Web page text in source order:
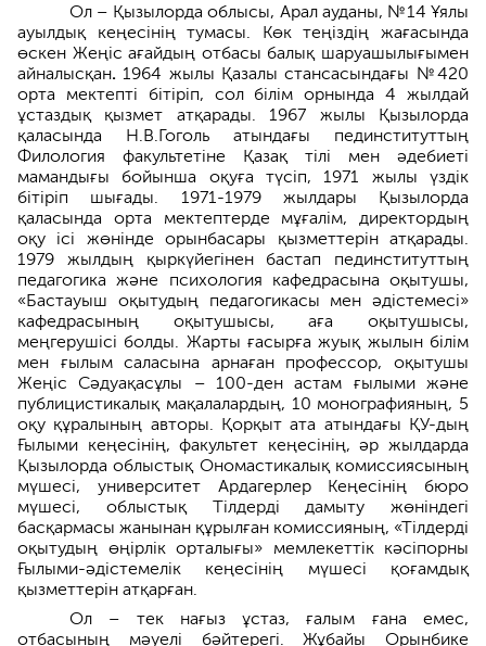
Ол – Қызылорда облысы, Арал ауданы, №14 Ұялы
ауылдық кеңесінің тумасы. Көк теңіздің жағасында
өскен Жеңіс ағайдың отбасы балық шаруашылығымен
айналысқан. 1964 жылы Қазалы стансасындағы №420
орта мектепті бітіріп, сол білім орнында 4 жылдай
ұстаздық қызмет атқарады. 1967 жылы Қызылорда
қаласында Н.В.Гоголь атындағы пединституттың
Филология факультетіне Қазақ тілі мен әдебиеті
мамандығы бойынша оқуға түсіп, 1971 жылы үздік
бітіріп шығады. 1971-1979 жылдары Қызылорда
қаласында орта мектептерде мұғалім, директордың
оқу ісі жөнінде орынбасары қызметтерін атқарады.
1979 жылдың қыркүйегінен бастап пединституттың
педагогика және психология кафедрасына оқытушы,
«Бастауыш оқытудың педагогикасы мен әдістемесі»
кафедрасының оқытушысы, аға оқытушысы,
меңгерушісі болды. Жарты ғасырға жуық жылын білім
мен ғылым саласына арнаған профессор, оқытушы
Жеңіс Сәдуақасұлы – 100-ден астам ғылыми және
публицистикалық мақалалардың, 10 монографияның, 5
оқу құралының авторы. Қорқыт ата атындағы ҚУ-дың
Ғылыми кеңесінің, факультет кеңесінің, әр жылдарда
Қызылорда облыстық Ономастикалық комиссиясының
мүшесі, университет Ардагерлер Кеңесінің бюро
мүшесі, облыстық Тілдерді дамыту жөніндегі
басқармасы жанынан құрылған комиссияның, «Тілдерді
оқытудың өңірлік орталығы» мемлекеттік кәсіпорны
Ғылыми-әдістемелік кеңесінің мүшесі қоғамдық
қызметтерін атқарған.
Ол – тек нағыз ұстаз, ғалым ғана емес,
отбасының мәуелі бәйтерегі. Жұбайы Орынбике